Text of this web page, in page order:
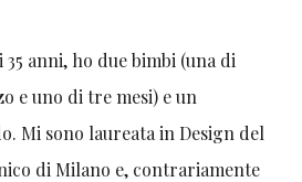
35 anni, ho due bimbi (una di
e uno di tre mesi) e un
Mi sono laureata in Design del
di Milano e, contrariamente